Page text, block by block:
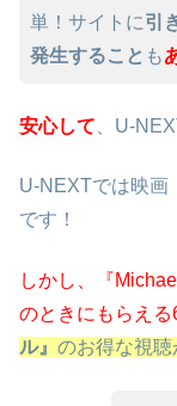
単！サイトに引
発生すること も
安心して 、U-
U-NEXTでは映画
です！
しかし、『
のときにもらえる
ル』 のお得な視聴